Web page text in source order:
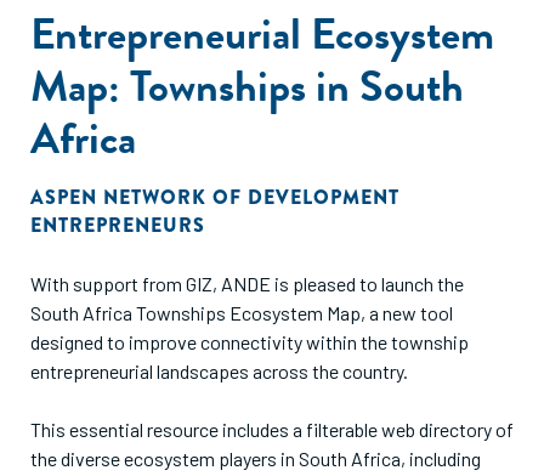
Entrepreneurial Ecosystem
Map: Townships in South
Africa
ASPEN NETWORK OF DEVELOPMENT
ENTREPRENEURS
With support from GIZ, ANDE is pleased to launch the
South Africa Townships Ecosystem Map, a new tool
designed to improve connectivity within the township
entrepreneurial landscapes across the country.
This essential resource includes a filterable web directory of
the diverse ecosystem players in South Africa, including